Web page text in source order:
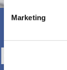
Marketing
KOM